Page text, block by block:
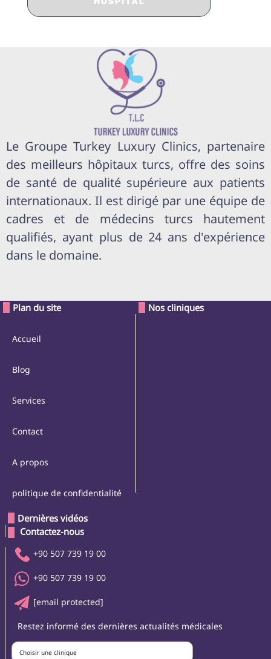
Le Groupe Turkey Luxury Clinics, partenaire
des meilleurs hôpitaux turcs, offre des soins
de santé de qualité supérieure aux patients
internationaux. Il est dirigé par une équipe de
cadres et de médecins turcs hautement
qualifiés, ayant plus de 24 ans d'expérience
dans le domaine.
Plan du site
Accueil
Blog
Services
Contact
A propos
politique de confidentialité
Nos cliniques
Dernières vidéos
Contactez-nous
+90 507 739 19 00
+90 507 739 19 00
[email protected]
Restez informé des dernières actualités médicales
Choisir une clinique